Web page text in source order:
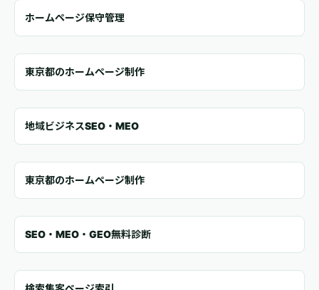
ホームページ保守管理
東京都のホームページ制作
地域ビジネスSEO・MEO
東京都のホームページ制作
SEO・MEO・GEO無料診断